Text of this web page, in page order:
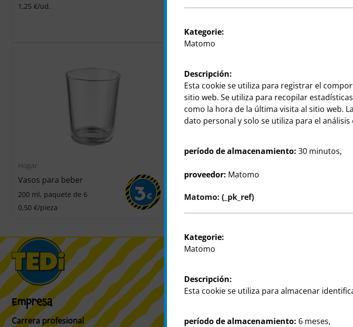
1,25 €/ud.
inoxidable, apto para
0,33 €/ud.
Hogar
Vasos para beber
200 ml, paquete de 6
0,50 €/pieza
3 €
Vaso de té
380 ml
Empresa
Carrera profesional
Información al cliente
Kategorie:
Matomo
Descripción:
Esta cookie se utiliza para registrar el
sitio web. Se utiliza para recopilar
como la hora de la última visita al sitio web.
dato personal y solo se utiliza para el análisis
período de almacenamiento: 30 minutos,
proveedor: Matomo
Matomo: (_pk_ref)
Kategorie:
Matomo
Descripción:
Esta cookie se utiliza para almacenar
período de almacenamiento: 6 meses,